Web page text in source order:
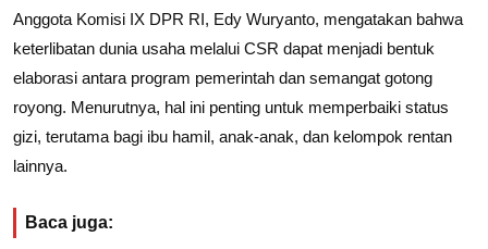
Anggota Komisi IX DPR RI, Edy Wuryanto, mengatakan bahwa
keterlibatan dunia usaha melalui CSR dapat menjadi bentuk
elaborasi antara program pemerintah dan semangat gotong
royong. Menurutnya, hal ini penting untuk memperbaiki status
gizi, terutama bagi ibu hamil, anak-anak, dan kelompok rentan
lainnya.
Baca juga: